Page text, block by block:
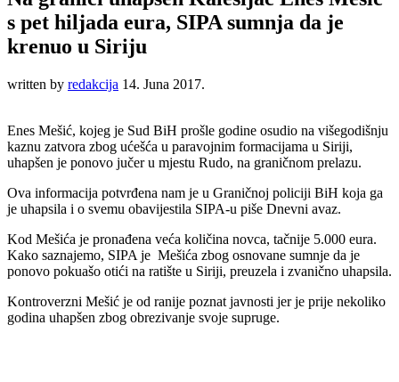
s pet hiljada eura, SIPA sumnja da je
krenuo u Siriju
written by redakcija 14. Juna 2017.
Enes Mešić, kojeg je Sud BiH prošle godine osudio na višegodišnju
kaznu zatvora zbog ućešća u paravojnim formacijama u Siriji,
uhapšen je ponovo jučer u mjestu Rudo, na graničnom prelazu.
Ova informacija potvrđena nam je u Graničnoj policiji BiH koja ga
je uhapsila i o svemu obavijestila SIPA-u piše Dnevni avaz.
Kod Mešića je pronađena veća količina novca, tačnije 5.000 eura.
Kako saznajemo, SIPA je Mešića zbog osnovane sumnje da je
ponovo pokuašo otići na ratište u Siriji, preuzela i zvanično uhapsila.
Kontroverzni Mešić je od ranije poznat javnosti jer je prije nekoliko
godina uhapšen zbog obrezivanje svoje supruge.